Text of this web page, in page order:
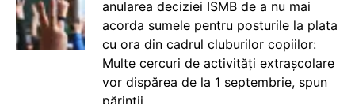
anularea deciziei ISMB de a nu mai
acorda sumele pentru posturile la plata
cu ora din cadrul cluburilor copiilor:
Multe cercuri de activități extrașcolare
vor dispărea de la 1 septembrie, spun